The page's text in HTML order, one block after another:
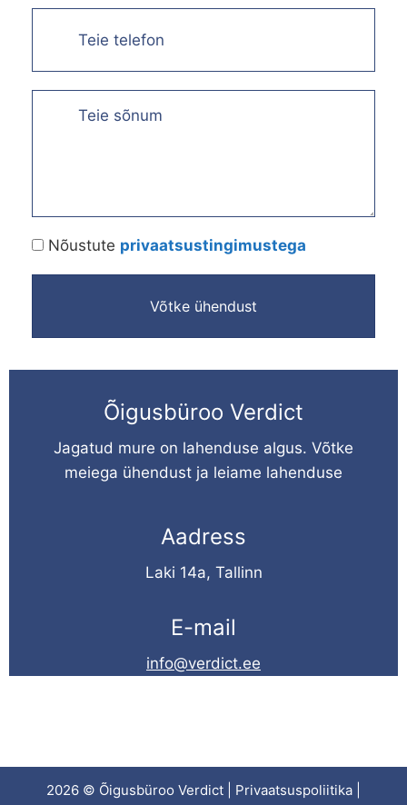
Nõustute privaatsustingimustega
Võtke ühendust
Õigusbüroo Verdict
Jagatud mure on lahenduse algus. Võtke
meiega ühendust ja leiame lahenduse
Aadress
Laki 14a, Tallinn
E-mail
info@verdict.ee
2026 © Õigusbüroo Verdict | Privaatsuspoliitika